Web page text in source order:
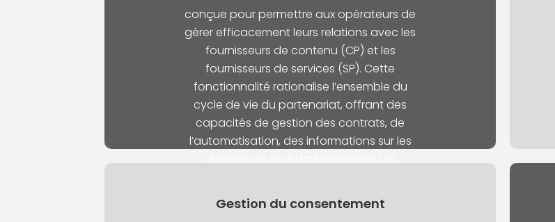
conçue pour permettre aux opérateurs de
gérer efficacement leurs relations avec les
fournisseurs de contenu (CP) et les
fournisseurs de services (SP). Cette
fonctionnalité rationalise l’ensemble du
cycle de vie du partenariat, offrant des
capacités de gestion des contrats, de
l’automatisation, des informations sur les
données et de la transparence. Les
manuels, prendre des décisions éclairées
et garder le contrôle de leurs partenariats,
Gestion du consentement